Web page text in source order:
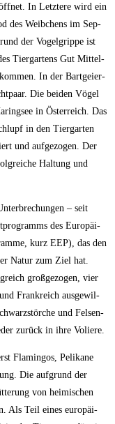
In Letz­te­re wird ein
des Weib­chens im Sep­
der Vogel­grip­pe ist
Tier­gar­tens Gut Mit­tel­
In der Bart­gei­er­
Die bei­den Vögel
in Öster­reich. Das
in den Tier­gar­ten
und auf­ge­zo­gen. Der
Hal­tung und
– seit
des Euro­päi­
kurz EEP), das den
Natur zum Ziel hat.
groß­ge­zo­gen, vier
Frank­reich aus­ge­wil­
und Fel­sen­
zurück in ihre Voliere.
Fla­min­gos, Peli­ka­ne
Die auf­grund der
von hei­mi­schen
Als Teil eines euro­päi­